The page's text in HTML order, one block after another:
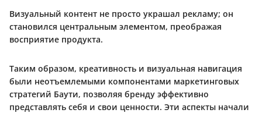
Визуальный контент не просто украшал рекламу; он
становился центральным элементом, преображая
восприятие продукта.
Таким образом, креативность и визуальная навигация
были неотъемлемыми компонентами маркетинговых
стратегий Баути, позволяя бренду эффективно
представлять себя и свои ценности. Эти аспекты начали